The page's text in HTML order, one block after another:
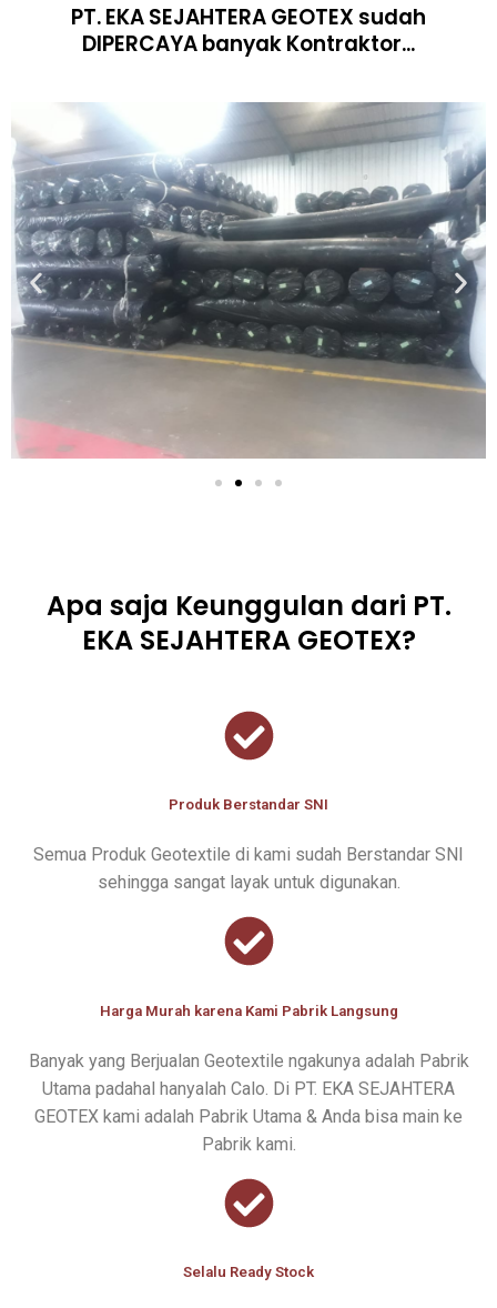
PT. EKA SEJAHTERA GEOTEX sudah
DIPERCAYA banyak Kontraktor...
Apa saja Keunggulan dari PT.
EKA SEJAHTERA GEOTEX?
Produk Berstandar SNI
Semua Produk Geotextile di kami sudah Berstandar SNI
sehingga sangat layak untuk digunakan.
Harga Murah karena Kami Pabrik Langsung
Banyak yang Berjualan Geotextile ngakunya adalah Pabrik
Utama padahal hanyalah Calo. Di PT. EKA SEJAHTERA
GEOTEX kami adalah Pabrik Utama & Anda bisa main ke
Pabrik kami.
Selalu Ready Stock